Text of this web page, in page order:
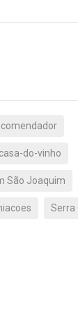
comendador
do-vinho
São Joaquim
Serra